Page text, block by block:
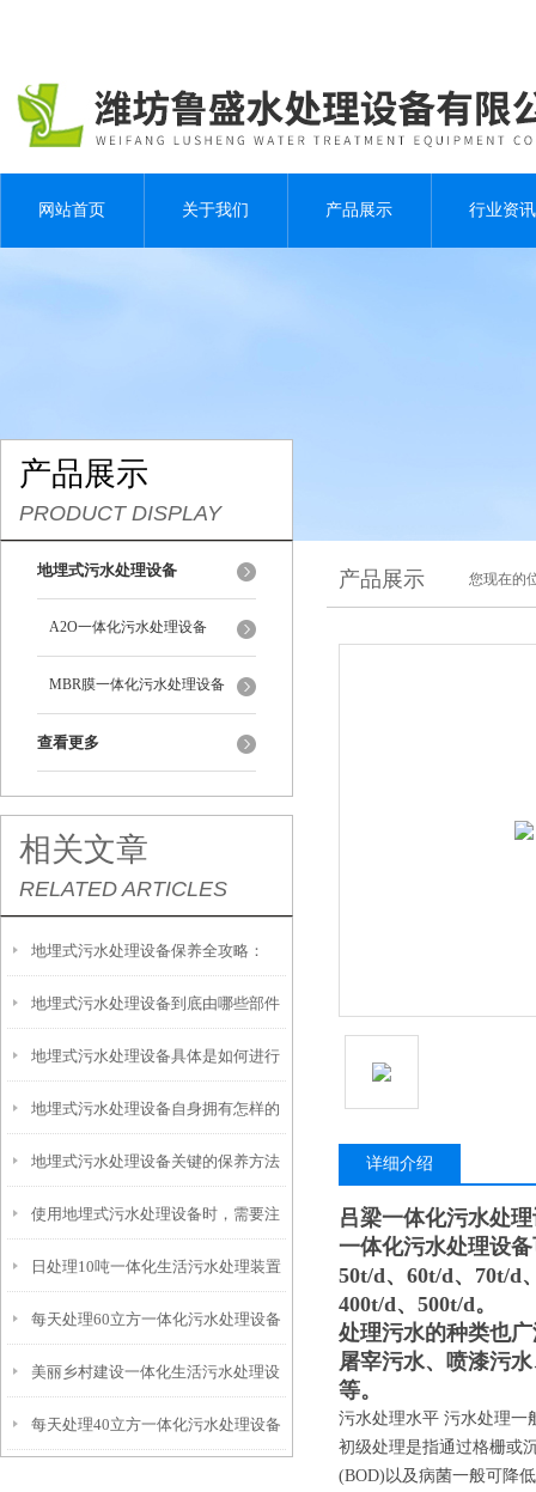
网站首页 关于我们 产品展示 行业资讯
产品展示
PRODUCT DISPLAY
地埋式污水处理设备
A2O一体化污水处理设备
MBR膜一体化污水处理设备
查看更多
相关文章
RELATED ARTICLES
地埋式污水处理设备保养全攻略：
让“地下卫士”持续高效运转
地埋式污水处理设备到底由哪些部件
撑起？核心结构一文拆解
地埋式污水处理设备具体是如何进行
安装的呢？
地埋式污水处理设备自身拥有怎样的
特点呢？
地埋式污水处理设备关键的保养方法
使用地埋式污水处理设备时，需要注
意以下事项
日处理10吨一体化生活污水处理装置
每天处理60立方一体化污水处理设备
美丽乡村建设一体化生活污水处理设
备
每天处理40立方一体化污水处理设备
产品展示 您现在的
详细介绍
吕梁一体化污水处
一体化污水处理设
50t/d、60t/d、70t/d
400t/d、500t/d。
处理污水的种类也
屠宰污水、喷漆污
等。
污水处理水平 污水处理一
初级处理是指通过格栅或
(BOD)以及病菌一般可降